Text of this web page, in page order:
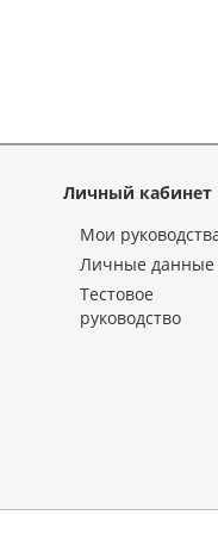
Личный кабинет
Мои
Личные данные
Тестовое
руководство